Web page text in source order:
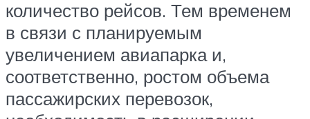
количество рейсов. Тем временем
в связи с планируемым
увеличением авиапарка и,
соответственно, ростом объема
пассажирских перевозок,